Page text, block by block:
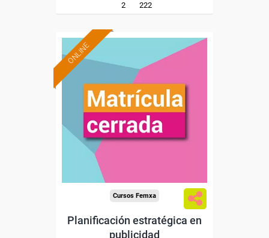
2 222
ONLINE
Cursos Femxa
Planificación estratégica en
publicidad